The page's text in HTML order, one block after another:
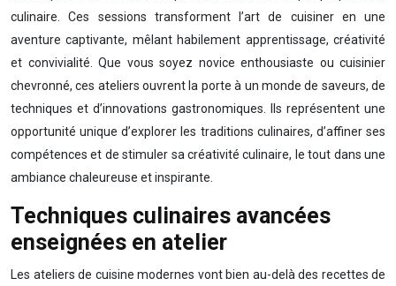
culinaire. Ces sessions transforment l’art de cuisiner en une
aventure captivante, mêlant habilement apprentissage, créativité
et convivialité. Que vous soyez novice enthousiaste ou cuisinier
chevronné, ces ateliers ouvrent la porte à un monde de saveurs, de
techniques et d’innovations gastronomiques. Ils représentent une
opportunité unique d’explorer les traditions culinaires, d’affiner ses
compétences et de stimuler sa créativité culinaire, le tout dans une
ambiance chaleureuse et inspirante.
Techniques culinaires avancées
enseignées en atelier
Les ateliers de cuisine modernes vont bien au-delà des recettes de